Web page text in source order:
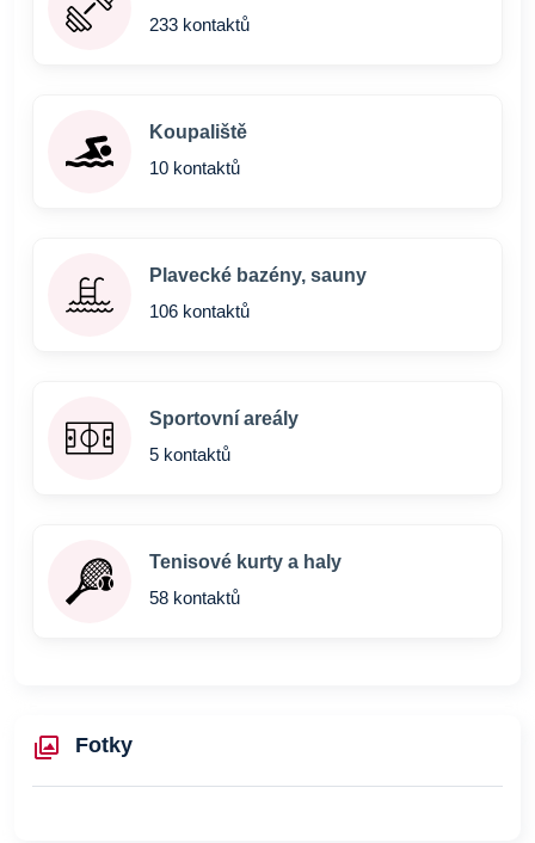
233 kontaktů
Koupaliště
10 kontaktů
Plavecké bazény, sauny
106 kontaktů
Sportovní areály
5 kontaktů
Tenisové kurty a haly
58 kontaktů
Fotky